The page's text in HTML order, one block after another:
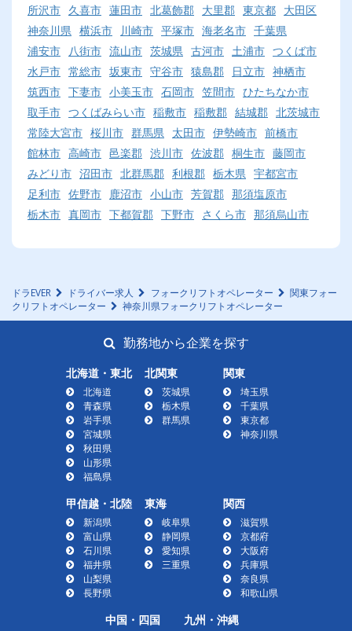
所沢市 久喜市 蓮田市 北葛飾郡 大里郡 東京都 大田区
神奈川県 横浜市 川崎市 平塚市 海老名市 千葉県
浦安市
八街市 流山市 茨城県 古河市 土浦市 つくば市
水戸市 常総市 坂東市 守谷市 猿島郡 日立市 神栖市
筑西市 下妻市 小美玉市 石岡市 笠間市 ひたちなか市
取手市 つくばみらい市 稲敷市 稲敷郡 結城郡 北茨城市
常陸大宮市 桜川市 群馬県 太田市 伊勢崎市 前橋市
館林市 高崎市 邑楽郡 渋川市 佐波郡 桐生市 藤岡市
みどり市 沼田市 北群馬郡 利根郡 栃木県 宇都宮市
足利市 佐野市 鹿沼市 小山市 芳賀郡 那須塩原市
栃木市 真岡市 下都賀郡 下野市 さくら市 那須烏山市
ドラEVER ドライバー求人 フォークリフトオペレーター
関東フォー
クリフトオペレーター
神奈川県フォークリフトオペレーター
勤務地から企業を探す
北海道・東北
北海道
青森県
岩手県
宮城県
秋田県
山形県
福島県
北関東
茨城県
栃木県
群馬県
関東
埼玉県
千葉県
東京都
神奈川県
甲信越・北陸
新潟県
富山県
石川県
福井県
山梨県
長野県
東海
岐阜県
静岡県
愛知県
三重県
関西
滋賀県
京都府
大阪府
兵庫県
奈良県
和歌山県
中国・四国 九州・沖縄